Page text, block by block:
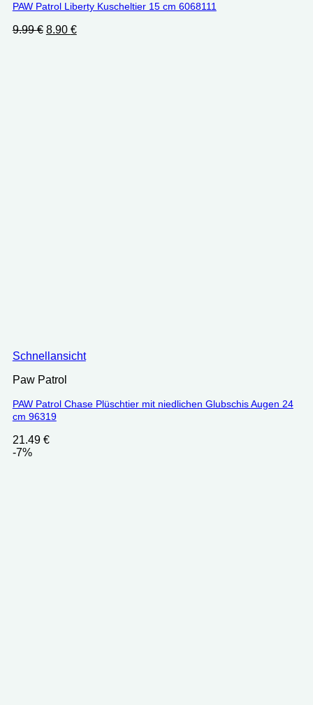
PAW Patrol Liberty Kuscheltier 15 cm 6068111
9.99€ Ursprünglicher
8.90 €Aktueller
Schnellansicht
Paw Patrol
PAW Patrol Chase Plüschtier mit niedlichen Glubschis Augen 24
cm ‎96319
21.49 €
-7%